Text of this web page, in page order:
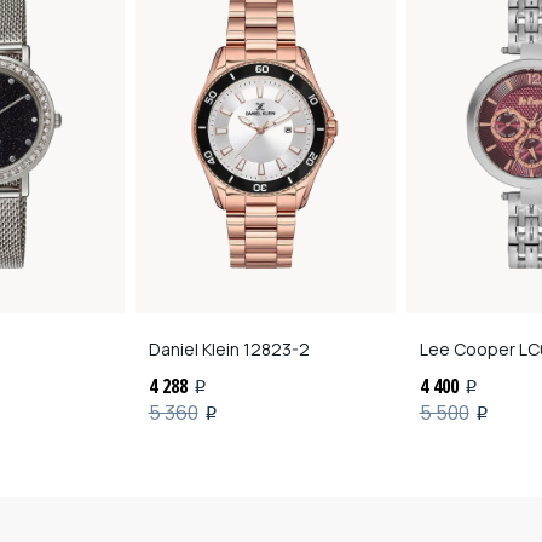
Daniel Klein 12823-2
4 288 i
5 360 i
Lee Cooper
4 400 i
5 500 i